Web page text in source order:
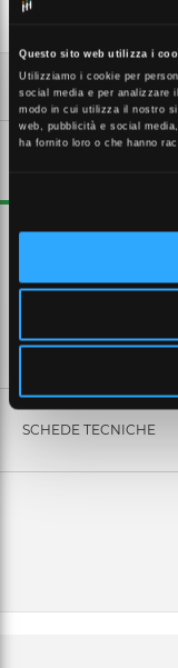
Questo sito web utilizza i
Utilizziamo i cookie per
social media e per analizzare
modo in cui utilizza il nostro
web, pubblicità e social
ha fornito loro o che hanno
Collari neri lunghezza
Larghezza 9 mm.
CARATTERISTICHE
SCHEDE TECNICHE